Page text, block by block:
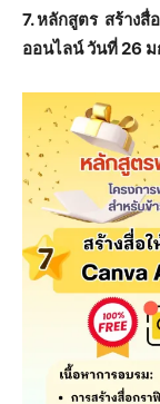
7. หลักสูตร สร้างสื่
ออนไลน์ วันที่ 26